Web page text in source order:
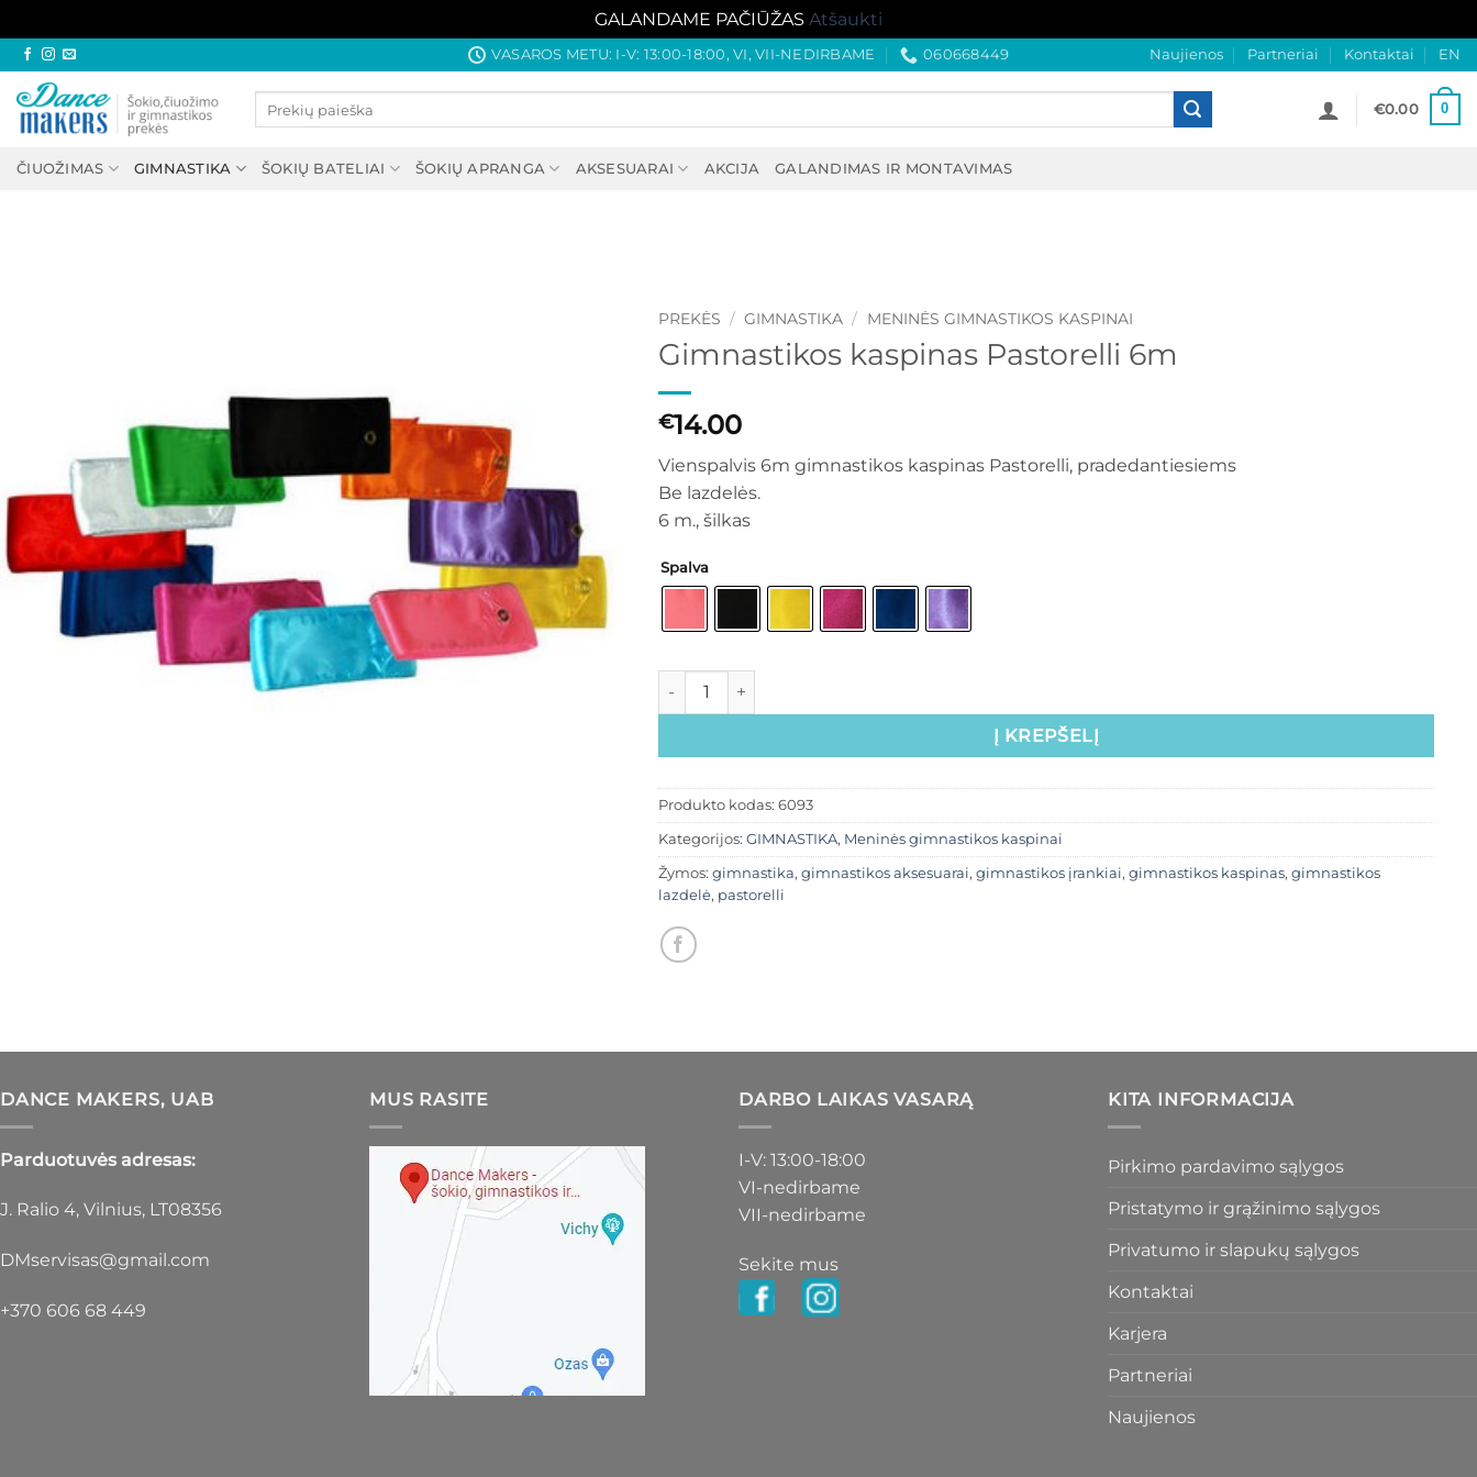
GALANDAME PAČIŪŽAS Atšaukti
Skip
to
content
VASAROS METU: I-V: 13:00-18:00, VI, VII-NEDIRBAME 060668449 Naujienos Partneriai Kontaktai EN
€0.00 0
ČIUOŽIMAS GIMNASTIKA ŠOKIŲ BATELIAI ŠOKIŲ APRANGA AKSESUARAI AKCIJA GALANDIMAS IR MONTAVIMAS
PREKĖS / GIMNASTIKA / MENINĖS GIMNASTIKOS KASPINAI
Gimnastikos kaspinas Pastorelli 6m
€14.00
Vienspalvis 6m gimnastikos kaspinas Pastorelli, pradedantiesiems
Be lazdelės.
6 m., šilkas
Spalva
Į KREPŠELĮ
Produkto kodas:6093
Kategorijos:GIMNASTIKA, Meninės gimnastikos kaspinai
Žymos:gimnastika,gimnastikos aksesuarai,gimnastikos įrankiai,gimnastikos kaspinas,gimnastikos
lazdelė, pastorelli
DANCE MAKERS, UAB
Parduotuvės adresas:
J. Ralio 4, Vilnius, LT08356
DMservisas@gmail.com
+370 606 68 449
MUS RASITE DARBO LAIKAS VASARĄ
I-V: 13:00-18:00
VI-nedirbame
VII-nedirbame
Sekite mus
KITA INFORMACIJA
Pirkimo pardavimo sąlygos
Pristatymo ir grąžinimo sąlygos
Privatumo ir slapukų sąlygos
Kontaktai
Karjera
Partneriai
Naujienos